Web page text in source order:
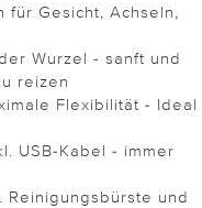
für Gesicht, Achseln,
Wurzel - sanft und
reizen
Flexibilität - Ideal
USB-Kabel - immer
Reinigungsbürste und